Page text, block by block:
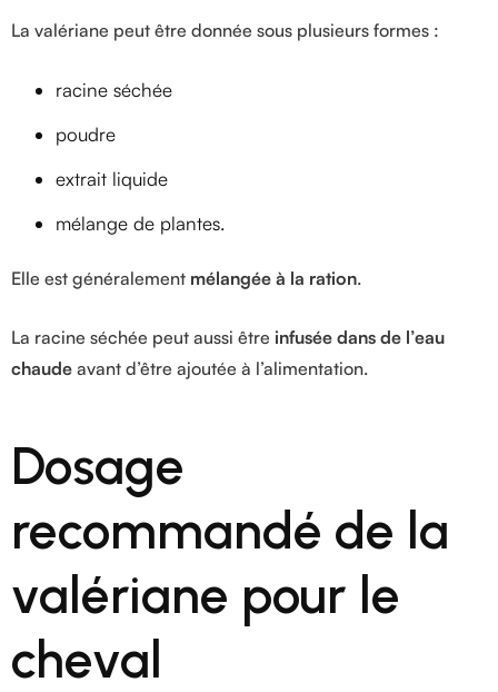
La valériane peut être donnée sous plusieurs formes :
racine séchée
poudre
extrait liquide
mélange de plantes.
Elle est généralement mélangée à la ration.
La racine séchée peut aussi être infusée dans de l’eau
chaude avant d’être ajoutée à l’alimentation.
Dosage
recommandé de la
valériane pour le
cheval